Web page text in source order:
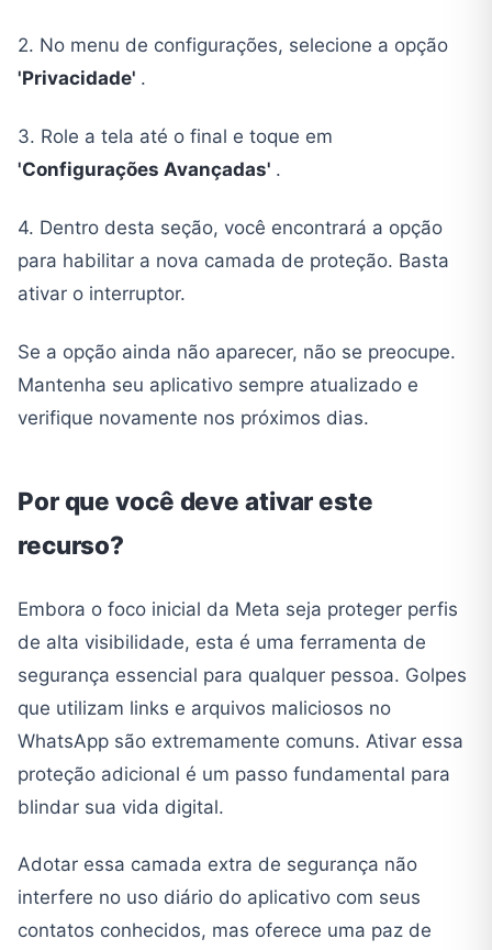
2. No menu de configurações, selecione a opção
'Privacidade' .
3. Role a tela até o final e toque em
'Configurações Avançadas' .
4. Dentro desta seção, você encontrará a opção
para habilitar a nova camada de proteção. Basta
ativar o interruptor.
Se a opção ainda não aparecer, não se preocupe.
Mantenha seu aplicativo sempre atualizado e
verifique novamente nos próximos dias.
Por que você deve ativar este
recurso?
Embora o foco inicial da Meta seja proteger perfis
de alta visibilidade, esta é uma ferramenta de
segurança essencial para qualquer pessoa. Golpes
que utilizam links e arquivos maliciosos no
WhatsApp são extremamente comuns. Ativar essa
proteção adicional é um passo fundamental para
blindar sua vida digital.
Adotar essa camada extra de segurança não
interfere no uso diário do aplicativo com seus
contatos conhecidos, mas oferece uma paz de